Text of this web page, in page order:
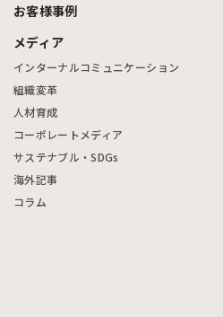
お客様事例
メディア
インターナルコミュニケーション
組織変革
人材育成
コーポレートメディア
サステナブル・SDGs
海外記事
コラム